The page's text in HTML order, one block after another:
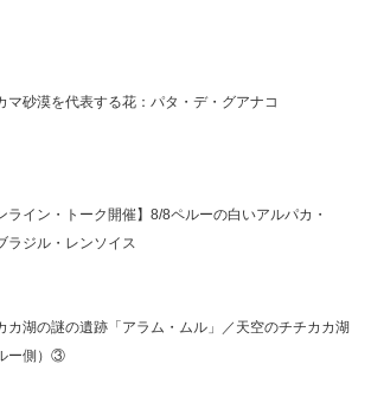
マ砂漠を代表する花：パタ・デ・グアナコ
ライン・トーク開催】8/8ペルーの白いアルパカ・
ラジル・レンソイス
カ湖の謎の遺跡「アラム・ムル」／天空のチチカカ湖
ー側）③